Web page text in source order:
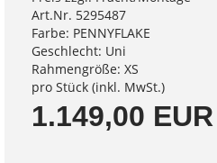
Art.Nr. 5295487
Farbe: PENNYFLAKE
Geschlecht: Uni
Rahmengröße: XS
pro Stück (inkl. MwSt.)
1.149,00 EUR